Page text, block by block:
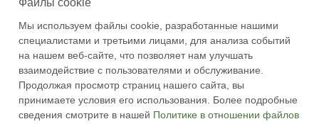
2026 © Academyfishing - продажа товаров для рыбалки по
Москве и России
Файлы cookie
Мы используем файлы cookie, разработанные нашими
специалистами и третьими лицами, для анализа событий
на нашем веб-сайте, что позволяет нам улучшать
взаимодействие с пользователями и обслуживание.
Продолжая просмотр страниц нашего сайта, вы
принимаете условия его использования. Более подробные
сведения смотрите в нашей Политике в отношении файлов